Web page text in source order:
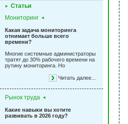
Статьи
Мониторинг
Какая задача мониторинга
отнимает больше всего
времени?
Многие системные администраторы
тратят до 30% рабочего времени на
рутину мониторинга. Но
Читать далее...
Рынок труда
Какие навыки вы хотите
развивать в 2026 году?